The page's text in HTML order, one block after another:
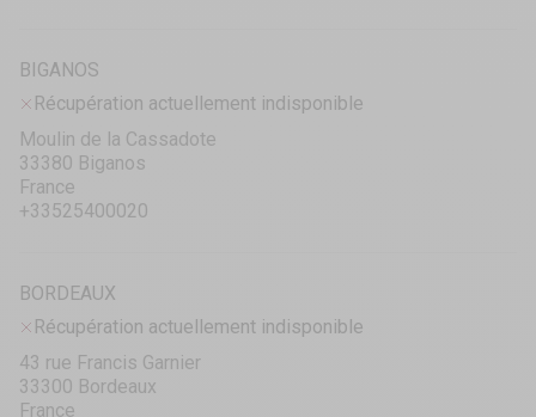
BIGANOS
Récupération actuellement indisponible
Moulin de la Cassadote
33380 Biganos
France
+33525400020
BORDEAUX
Récupération actuellement indisponible
43 rue Francis Garnier
33300 Bordeaux
France